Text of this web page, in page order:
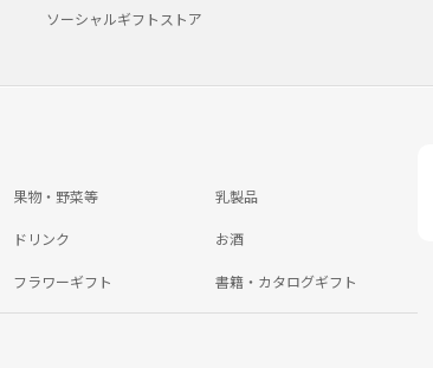
ソーシャルギフトストア
果物・野菜等 乳製品
ドリンク お酒
フラワーギフト 書籍・カタログギフト